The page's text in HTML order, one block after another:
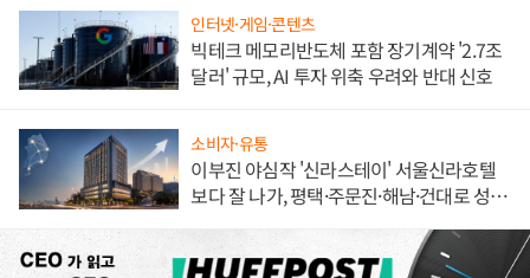
인터넷·게임·콘텐츠
빅테크 메모리반도체 포함 장기계약 '2.7조
달러' 규모, AI 투자 위축 우려와 반대 신호
소비자·유통
이부진 야심작 '신라스테이' 서울신라호텔
보다 잘 나가, 평택·주문진·해남·건대로 성